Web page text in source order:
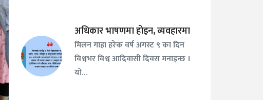
अधिकार भाषणमा होइन, व्यवहारमा
मिलन गाहा हरेक वर्ष अगस्ट ९ का दिन
विश्वभर विश्व आदिवासी दिवस मनाइन्छ ।
यो…